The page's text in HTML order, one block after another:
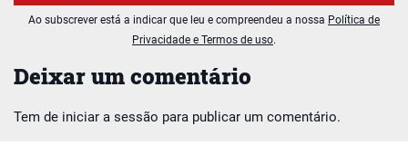
Deixar um comentário
Tem de iniciar a sessão para publicar um comentário.
Ao subscrever está a indicar que leu e compreendeu a nossa Política de
Privacidade e Termos de uso.